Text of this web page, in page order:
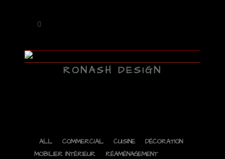
RONASH DESIGN
ALL COMMERCIAL CUISINE
DÉCORATION
MOBILIER INTÉRIEUR
RÉAMÉNAGEMENT